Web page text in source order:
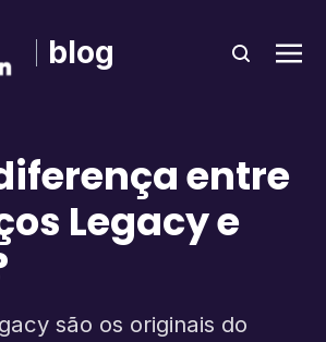
blog
entre
Legacy e
são os originais do